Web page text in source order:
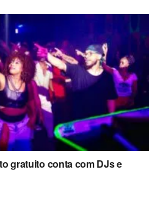
gratuito conta com DJs e